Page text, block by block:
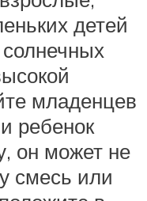
детей
младенцев
ребенок
он может не
смесь или